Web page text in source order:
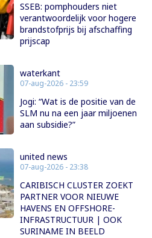
SSEB: pomphouders niet
verantwoordelijk voor hogere
brandstofprijs bij afschaffing
prijscap
waterkant
07-aug-2026 - 23:59
Jogi: “Wat is de positie van de
SLM nu na een jaar miljoenen
aan subsidie?”
united news
07-aug-2026 - 23:38
CARIBISCH CLUSTER ZOEKT
PARTNER VOOR NIEUWE
HAVENS EN OFFSHORE-
INFRASTRUCTUUR | OOK
SURINAME IN BEELD